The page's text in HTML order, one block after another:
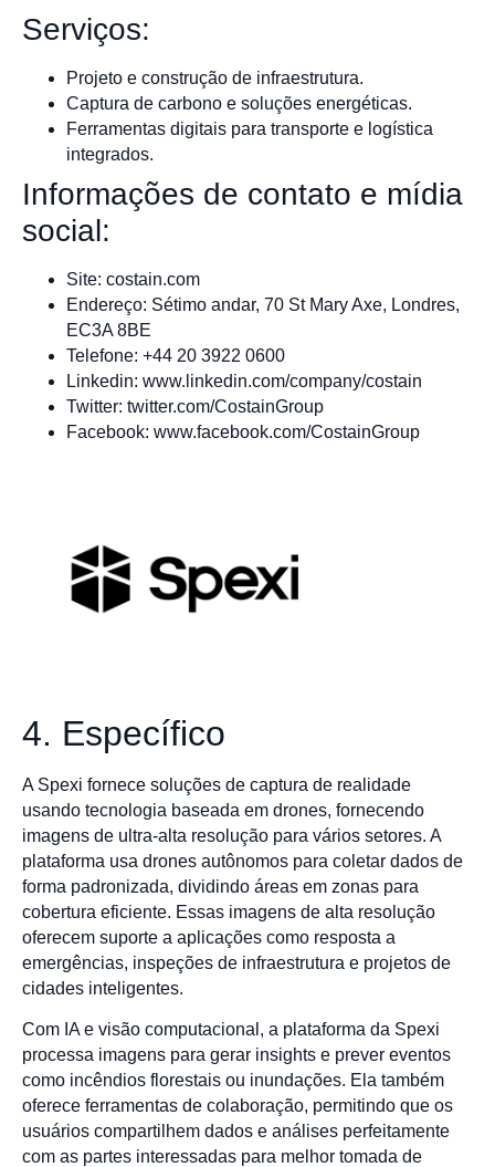
Serviços:
Projeto e construção de infraestrutura.
Captura de carbono e soluções energéticas.
Ferramentas digitais para transporte e logística
integrados.
Informações de contato e mídia
social:
Site: costain.com
Endereço: Sétimo andar, 70 St Mary Axe, Londres,
EC3A 8BE
Telefone: +44 20 3922 0600
Linkedin: www.linkedin.com/company/costain
Twitter: twitter.com/CostainGroup
Facebook: www.facebook.com/CostainGroup
4. Específico
A Spexi fornece soluções de captura de realidade
usando tecnologia baseada em drones, fornecendo
imagens de ultra-alta resolução para vários setores. A
plataforma usa drones autônomos para coletar dados de
forma padronizada, dividindo áreas em zonas para
cobertura eficiente. Essas imagens de alta resolução
oferecem suporte a aplicações como resposta a
emergências, inspeções de infraestrutura e projetos de
cidades inteligentes.
Com IA e visão computacional, a plataforma da Spexi
processa imagens para gerar insights e prever eventos
como incêndios florestais ou inundações. Ela também
oferece ferramentas de colaboração, permitindo que os
usuários compartilhem dados e análises perfeitamente
com as partes interessadas para melhor tomada de